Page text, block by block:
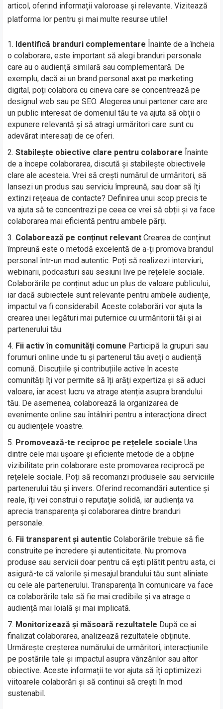
articol, oferind informații valoroase și relevante. Vizitează
platforma lor pentru și mai multe resurse utile!
Identifică branduri complementare Înainte de a încheia
o colaborare, este important să alegi branduri personale
care au o audiență similară sau complementară. De
exemplu, dacă ai un brand personal axat pe marketing
digital, poți colabora cu cineva care se concentrează pe
designul web sau pe SEO. Alegerea unui partener care are
un public interesat de domeniul tău te va ajuta să obții o
expunere relevantă și să atragi urmăritori care sunt cu
adevărat interesați de ce oferi.
Stabilește obiective clare pentru colaborare Înainte
de a începe colaborarea, discută și stabilește obiectivele
clare ale acesteia. Vrei să crești numărul de urmăritori, să
lansezi un produs sau serviciu împreună, sau doar să îți
extinzi rețeaua de contacte? Definirea unui scop precis te
va ajuta să te concentrezi pe ceea ce vrei să obții și va face
colaborarea mai eficientă pentru ambele părți.
Colaborează pe conținut relevant Crearea de conținut
împreună este o metodă excelentă de a-ți promova brandul
personal într-un mod autentic. Poți să realizezi interviuri,
webinarii, podcasturi sau sesiuni live pe rețelele sociale.
Colaborările pe conținut aduc un plus de valoare publicului,
iar dacă subiectele sunt relevante pentru ambele audiențe,
impactul va fi considerabil. Aceste colaborări vor ajuta la
crearea unei legături mai puternice cu urmăritorii tăi și ai
partenerului tău.
Fii activ în comunități comune Participă la grupuri sau
forumuri online unde tu și partenerul tău aveți o audiență
comună. Discuțiile și contribuțiile active în aceste
comunități îți vor permite să îți arăți expertiza și să aduci
valoare, iar acest lucru va atrage atenția asupra brandului
tău. De asemenea, colaborează la organizarea de
evenimente online sau întâlniri pentru a interacționa direct
cu audiențele voastre.
Promovează-te reciproc pe rețelele sociale Una
dintre cele mai ușoare și eficiente metode de a obține
vizibilitate prin colaborare este promovarea reciprocă pe
rețelele sociale. Poți să recomanzi produsele sau serviciile
partenerului tău și invers. Oferind recomandări autentice și
reale, îți vei construi o reputație solidă, iar audiența va
aprecia transparența și colaborarea dintre branduri
personale.
Fii transparent și autentic Colaborările trebuie să fie
construite pe încredere și autenticitate. Nu promova
produse sau servicii doar pentru că ești plătit pentru asta, ci
asigură-te că valorile și mesajul brandului tău sunt aliniate
cu cele ale partenerului. Transparența în comunicare va face
ca colaborările tale să fie mai credibile și va atrage o
audiență mai loială și mai implicată.
Monitorizează și măsoară rezultatele După ce ai
finalizat colaborarea, analizează rezultatele obținute.
Urmărește creșterea numărului de urmăritori, interacțiunile
pe postările tale și impactul asupra vânzărilor sau altor
obiective. Aceste informații te vor ajuta să îți optimizezi
viitoarele colaborări și să continui să crești în mod
sustenabil.